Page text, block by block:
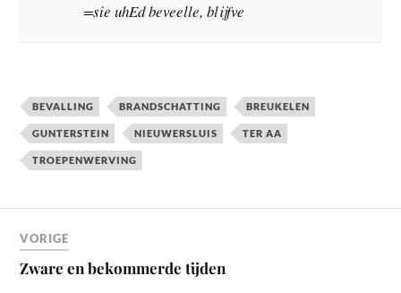
=sie uhEd beveelle, blijfve
BEVALLING BRANDSCHATTING BREUKELEN
GUNTERSTEIN NIEUWERSLUIS TER AA
TROEPENWERVING
VORIGE
Zware en bekommerde tijden